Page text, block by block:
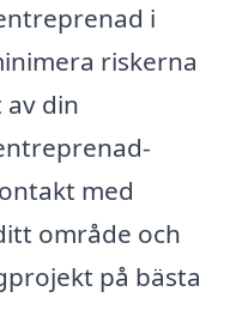
i
riskerna
din
med
område och
på bästa